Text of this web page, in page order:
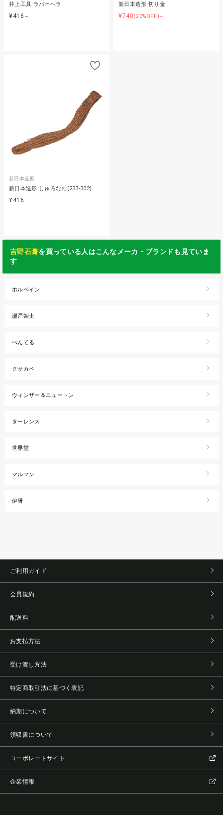
井上工具 ラバーヘラ
¥416 ～
新日本造形 切り金
¥740(20%OFF)～
新日本造形
新日本造形 しゅろなわ(233-302)
¥416
吉野石膏を買っている人はこんなメーカ・ブランドも見ていま
す
ホルベイン
瀬戸製土
ぺんてる
クサカベ
ウィンザー＆ニュートン
ターレンス
世界堂
マルマン
伊研
ご利用ガイド
会員規約
配送料
お支払方法
受け渡し方法
特定商取引法に基づく表記
納期について
領収書について
コーポレートサイト
企業情報